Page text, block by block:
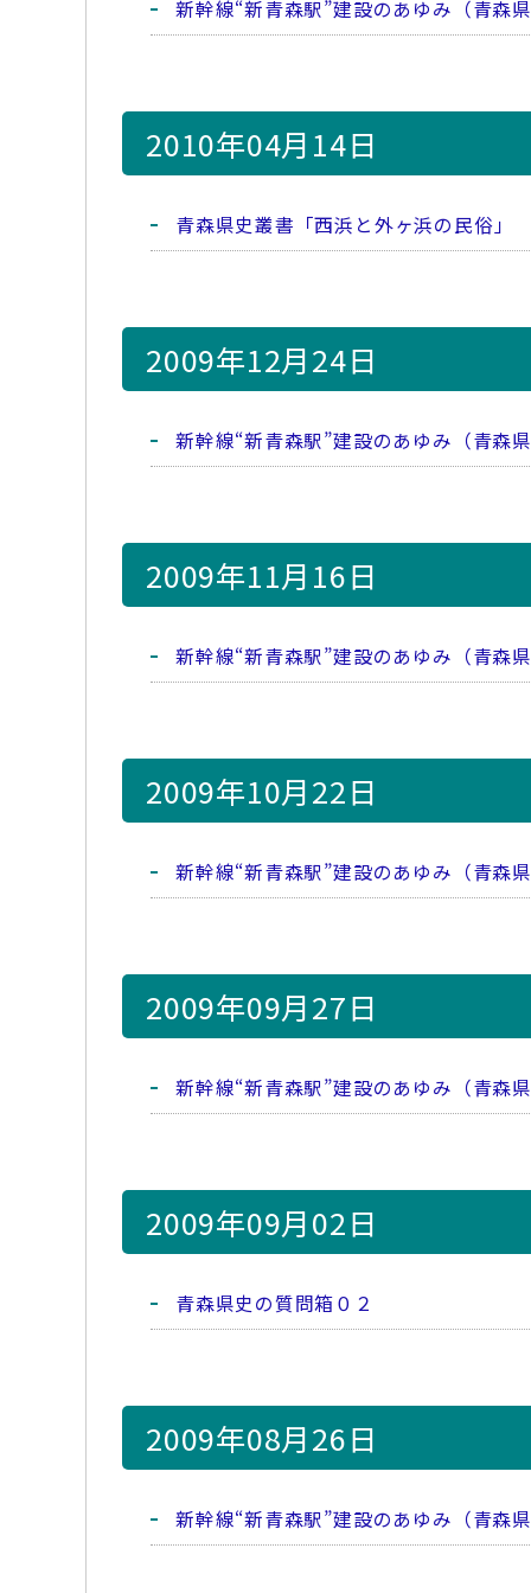
新幹線“新青森駅”建設のあゆみ（青森県
2010年04月14日
青森県史叢書「西浜と外ヶ浜の民俗」
2009年12月24日
新幹線“新青森駅”建設のあゆみ（青森県
2009年11月16日
新幹線“新青森駅”建設のあゆみ（青森県
2009年10月22日
新幹線“新青森駅”建設のあゆみ（青森県
2009年09月27日
新幹線“新青森駅”建設のあゆみ（青森県
2009年09月02日
青森県史の質問箱０２
2009年08月26日
新幹線“新青森駅”建設のあゆみ（青森県